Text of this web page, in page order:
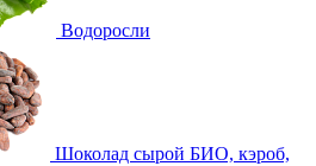
Водоросли
Шоколад сырой БИО, кэроб,